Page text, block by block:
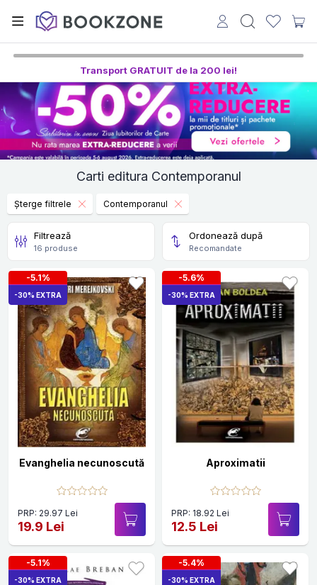
Transport GRATUIT de la 200 lei!
Carti editura Contemporanul
Șterge filtrele Contemporanul
Filtrează
16 produse
Ordonează după
Recomandate
-5.1%
-30% EXTRA
Evanghelia necunoscută
PRP: 29.97 Lei
19.9 Lei
-5.6%
-30% EXTRA
Aproximatii
PRP: 18.92 Lei
12.5 Lei
-5.1%
-30% EXTRA
-5.4%
-30% EXTRA